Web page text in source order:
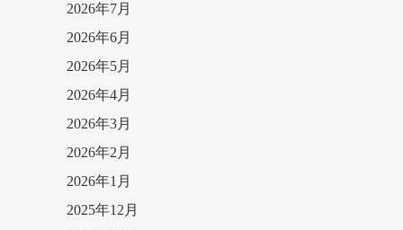
2026年7月
2026年6月
2026年5月
2026年4月
2026年3月
2026年2月
2026年1月
2025年12月